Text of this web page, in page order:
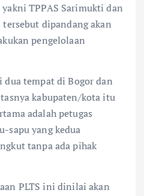
TPPAS Sarimukti dan
dipandang akan
pengelolaan
dua tempat di Bogor dan
kabupaten/kota itu
adalah petugas
sapu yang kedua
tanpa ada pihak
PLTS ini dinilai akan